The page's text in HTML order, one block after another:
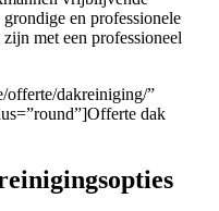
en professionele
met een professioneel
offerte/dakreiniging/”
dak